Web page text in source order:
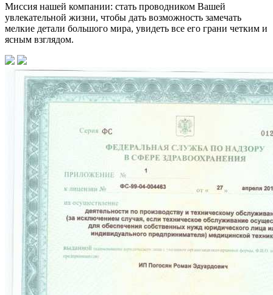
Миссия нашей компании: стать проводником Вашей
увлекательной жизни, чтобы дать возможность замечать
мелкие детали большого мира, увидеть все его грани четким и
ясным взглядом.